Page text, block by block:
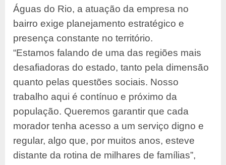
Águas do Rio, a atuação da empresa no
bairro exige planejamento estratégico e
presença constante no território.
“Estamos falando de uma das regiões mais
desafiadoras do estado, tanto pela dimensão
quanto pelas questões sociais. Nosso
trabalho aqui é contínuo e próximo da
população. Queremos garantir que cada
morador tenha acesso a um serviço digno e
regular, algo que, por muitos anos, esteve
distante da rotina de milhares de famílias”,